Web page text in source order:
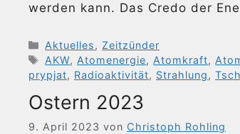
werden kann. Das Credo der
Kategorien
Aktuelles, Zeitzünder
Schlagwörter
AKW, Atomenergie, Atomkraft,
prypjat, Radioaktivität, Strahlung,
Ostern 2023
9. April 2023 von Christoph Rohling